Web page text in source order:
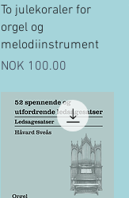
Quick View
To julekoraler for
orgel og
melodiinstrument
Price
NOK 100.00